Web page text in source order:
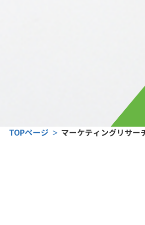
TOPページ マーケティングリサー